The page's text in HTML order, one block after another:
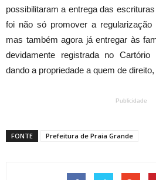
possibilitaram a entrega das
foi não só promover a regularização
mas também agora já entregar às
devidamente registrada no
dando a propriedade a quem de direito,
Publicidade
FONTE Prefeitura de Praia Grande